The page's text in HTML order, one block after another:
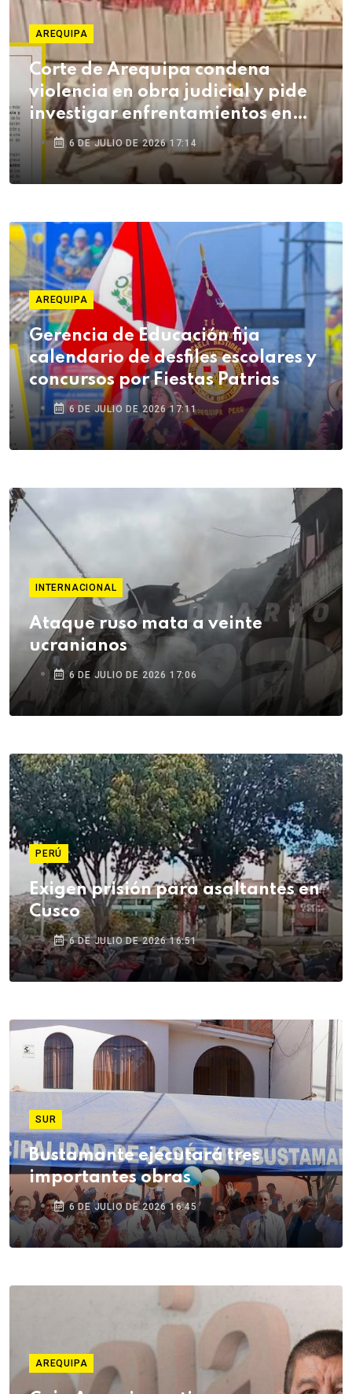
AREQUIPA
Corte de Arequipa condena
violencia en obra judicial y pide
investigar enfrentamientos en
Cerro Colorado
6 DE JULIO DE 2026 17:14
AREQUIPA
Gerencia de Educación fija
calendario de desfiles escolares y
concursos por Fiestas Patrias
6 DE JULIO DE 2026 17:11
INTERNACIONAL
Ataque ruso mata a veinte
ucranianos
6 DE JULIO DE 2026 17:06
PERÚ
Exigen prisión para asaltantes en
Cusco
6 DE JULIO DE 2026 16:51
SUR
Bustamante ejecutará tres
importantes obras
6 DE JULIO DE 2026 16:45
AREQUIPA